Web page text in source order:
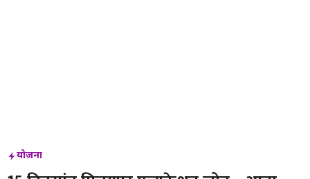
योजना